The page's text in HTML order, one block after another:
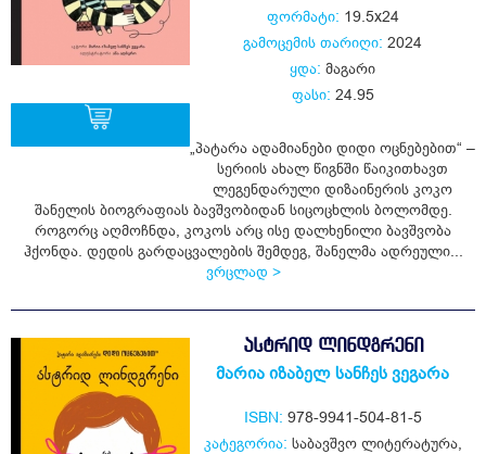
ფორმატი: 19.5x24
გამოცემის თარიღი: 2024
ყდა: მაგარი
ფასი: 24.95
„პატარა ადამიანები დიდი ოცნებებით“ –
სერიის ახალ წიგნში წაიკითხავთ
ლეგენდარული დიზაინერის კოკო
შანელის ბიოგრაფიას ბავშვობიდან სიცოცხლის ბოლომდე.
როგორც აღმოჩნდა, კოკოს არც ისე დალხენილი ბავშვობა
ჰქონდა. დედის გარდაცვალების შემდეგ, შანელმა ადრეული...
ვრცლად >
ᲐᲡᲢᲠᲘᲓ ᲚᲘᲜᲓᲒᲠᲔᲜᲘ
მარია იზაბელ სანჩეს ვეგარა
ISBN: 978-9941-504-81-5
კატეგორია: საბავშვო ლიტერატურა,